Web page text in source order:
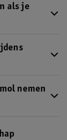
mogelijke
als je
of twee
dit 500 tot 1000
innemen.
nemen
6 tabletten van